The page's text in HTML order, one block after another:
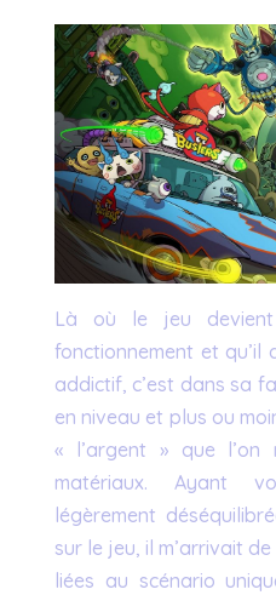
Là où le jeu
fonctionnement et qu’il
addictif, c’est dans sa
en niveau et plus ou
« l’argent » que l’on
matériaux. Ayant
légèrement
sur le jeu, il m’arrivait
liées au scénario